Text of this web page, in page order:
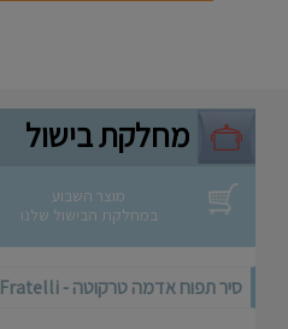
מחלקת בישול
מוצר השבוע
במחלקת הבישול שלנו
סיר תפוח אדמה טרקוטה - Fratelli